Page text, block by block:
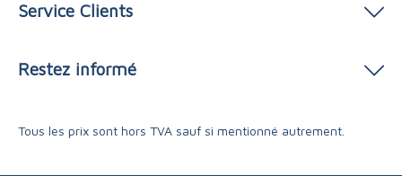
Service Clients
Restez informé
Tous les prix sont hors TVA sauf si mentionné autrement.